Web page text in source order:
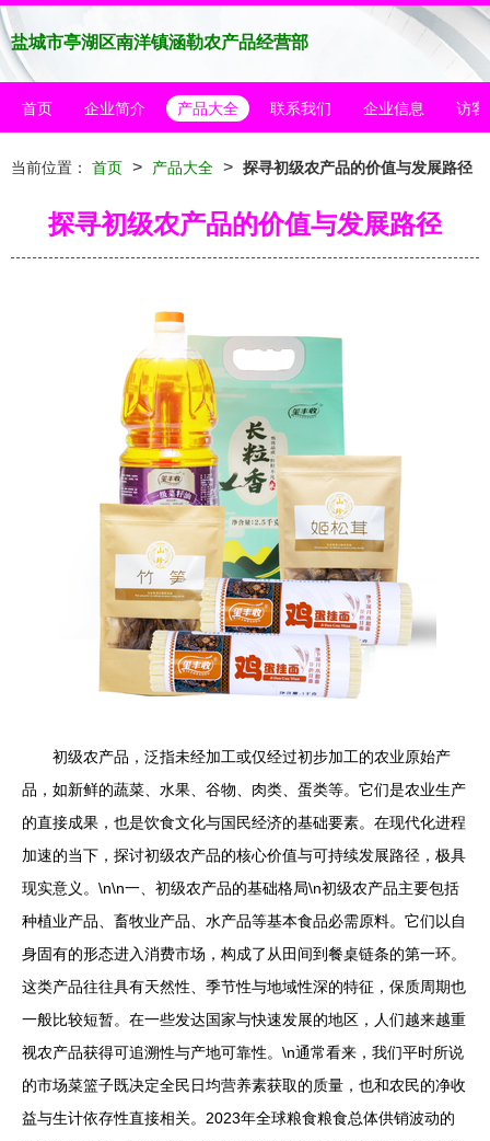
盐城市亭湖区南洋镇涵勒农产品经营部
首页 企业简介 产品大全 联系我们 企业信息 访客
当前位置： 首页 > 产品大全 > 探寻初级农产品的价值与发展路径
探寻初级农产品的价值与发展路径
初级农产品，泛指未经加工或仅经过初步加工的农业原始产
品，如新鲜的蔬菜、水果、谷物、肉类、蛋类等。它们是农业生产
的直接成果，也是饮食文化与国民经济的基础要素。在现代化进程
加速的当下，探讨初级农产品的核心价值与可持续发展路径，极具
现实意义。\n\n一、初级农产品的基础格局\n初级农产品主要包括
种植业产品、畜牧业产品、水产品等基本食品必需原料。它们以自
身固有的形态进入消费市场，构成了从田间到餐桌链条的第一环。
这类产品往往具有天然性、季节性与地域性深的特征，保质周期也
一般比较短暂。在一些发达国家与快速发展的地区，人们越来越重
视农产品获得可追溯性与产地可靠性。\n通常看来，我们平时所说
的市场菜篮子既决定全民日均营养素获取的质量，也和农民的净收
益与生计依存性直接相关。2023年全球粮食粮食总体供销波动的